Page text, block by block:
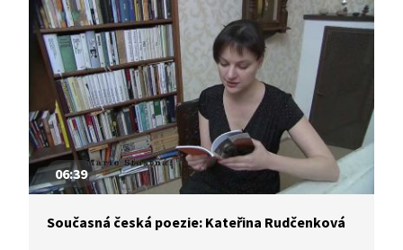
06:39
Současná česká poezie: Kateřina Rudčenková